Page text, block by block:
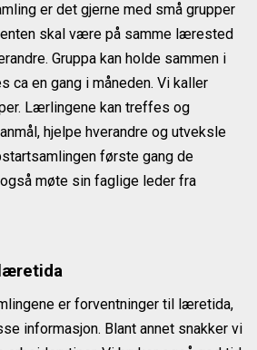
er det gjerne med små grupper
skal være på samme lærested
Gruppa kan holde sammen i
ca en gang i måneden. Vi kaller
Lærlingene kan treffes og
hjelpe hverandre og utveksle
første gang de
møte sin faglige leder fra
er forventninger til læretida,
informasjon. Blant annet snakker vi